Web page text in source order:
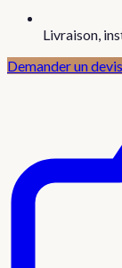
Livraison,
Demander un